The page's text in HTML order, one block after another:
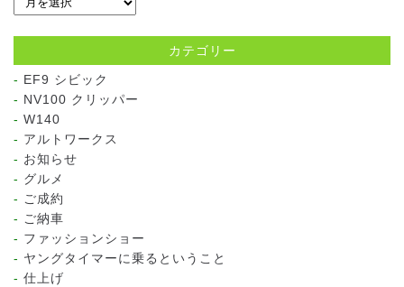
カテゴリー
EF9 シビック
NV100 クリッパー
W140
アルトワークス
お知らせ
グルメ
ご成約
ご納車
ファッションショー
ヤングタイマーに乗るということ
仕上げ